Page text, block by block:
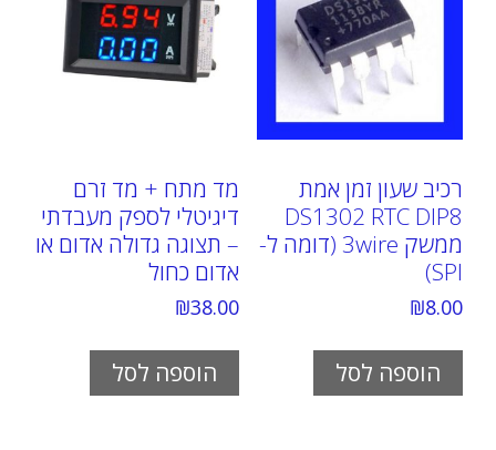
רכיב שעון זמן אמת
DS1302 RTC DIP8
ממשק 3wire (דומה ל-
SPI)
₪8.00
הוספה לסל
מד מתח + מד זרם
דיגיטלי לספק מעבדתי
– תצוגה גדולה אדום או
אדום כחול
₪38.00
הוספה לסל